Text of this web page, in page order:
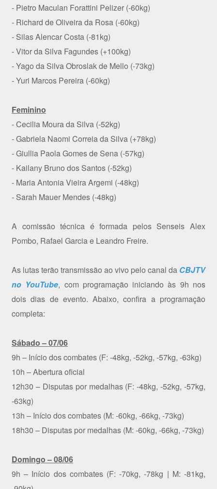
- Pietro Maculan Forattini Pelizer (-60kg)
- Richard de Oliveira da Rosa (-60kg)
- Silas Alencar Costa (-81kg)
- Vitor da Silva Fagundes (+100kg)
- Yago da Silva Obroslak de Mello (-73kg)
- Yuri Marcos Pereira (-60kg)
Feminino
- Cecilia Moura da Silva (-52kg)
- Gabriela Naomi Correia da Silva (+78kg)
- Giullia Paola Gomes de Sena (-57kg)
- Kailany Bruno dos Santos (-52kg)
- Maria Antonia Vieira Argemi (-48kg)
- Sarah Mauer Mendes (-48kg)
A comissão técnica é formada pelos Senseis Alex
Pombo, Rafael Garcia e Leandro Freire.
As lutas terão transmissão ao vivo pelo canal da CBJTV
no YouTube, com programação iniciando às 9h nos
dois dias de evento. Abaixo, confira a programação
completa:
Sábado – 07/06
9h – Início dos combates (F: -48kg, -52kg, -57kg, -63kg)
10h – Abertura oficial
12h30 – Disputas por medalhas (F: -48kg, -52kg, -57kg,
-63kg)
13h – Início dos combates (M: -60kg, -66kg, -73kg)
18h30 – Disputas por medalhas (M: -60kg, -66kg, -73kg)
Domingo – 08/06
9h – Início dos combates (F: -70kg, -78kg | M: -81kg,